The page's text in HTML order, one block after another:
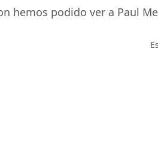
hemos podido ver a Paul